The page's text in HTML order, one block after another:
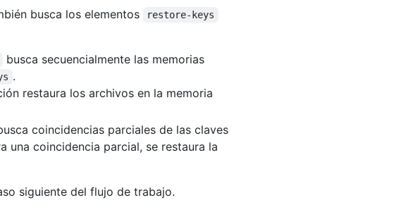
busca los elementos
restore-keys
busca secuencialmente las memorias
.
restaura los archivos en la memoria
coincidencias parciales de las claves
una coincidencia parcial, se restaura la
siguiente del flujo de trabajo.